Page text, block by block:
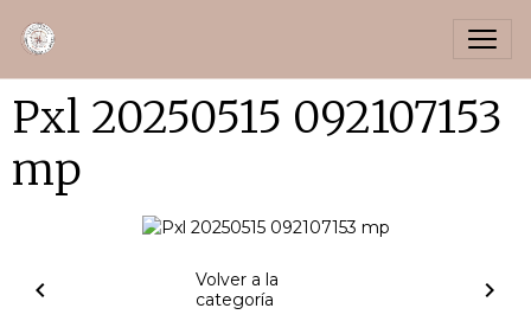
Pxl 20250515 092107153
mp
Volver a la
categoría